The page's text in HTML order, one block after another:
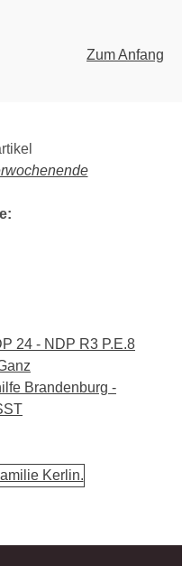
Zum Anfang
24 - NDP R3 P.E.8
Brandenburg -